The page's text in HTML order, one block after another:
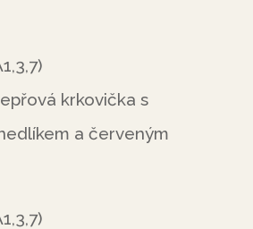
krkovička s
a červeným